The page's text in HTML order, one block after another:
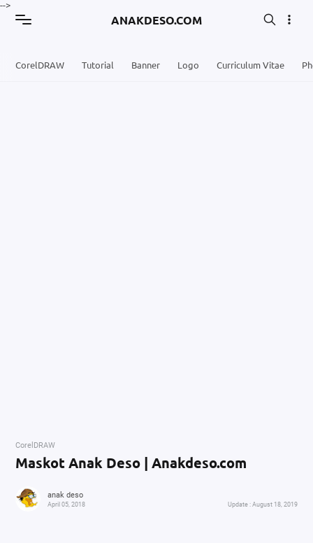
-->
ANAKDESO.COM
CorelDRAW Tutorial Banner Logo Curriculum Vitae
CorelDRAW
Maskot Anak Deso | Anakdeso.com
anak deso
April 05, 2018 August 18, 2019